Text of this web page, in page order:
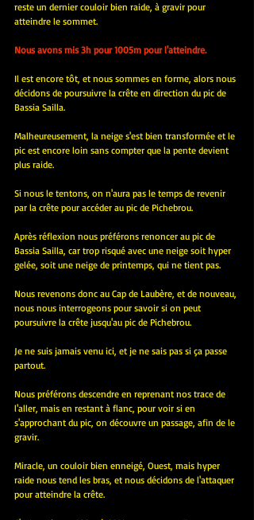
reste un dernier couloir bien raide, à gravir pour
atteindre le sommet.
Nous avons mis 3h pour 1005m pour l'atteindre.
Il est encore tôt, et nous sommes en forme, alors nous
décidons de poursuivre la crête en direction du pic de
Bassia Sailla.
Malheureusement, la neige s'est bien transformée et le
pic est encore loin sans compter que la pente devient
plus raide.
Si nous le tentons, on n'aura pas le temps de revenir
par la crête pour accéder au pic de Pichebrou.
Après réflexion nous préférons renoncer au pic de
Bassia Sailla, car trop risqué avec une neige soit hyper
gelée, soit une neige de printemps, qui ne tient pas.
Nous revenons donc au Cap de Laubère, et de nouveau,
nous nous interrogeons pour savoir si on peut
poursuivre la crête jusqu'au pic de Pichebrou.
Je ne suis jamais venu ici, et je ne sais pas si ça passe
partout.
Nous préférons descendre en reprenant nos trace de
l'aller, mais en restant à flanc, pour voir si en
s'approchant du pic, on découvre un passage, afin de le
gravir.
Miracle, un couloir bien enneigé, Ouest, mais hyper
raide nous tend les bras, et nous décidons de l'attaquer
pour atteindre la crête.